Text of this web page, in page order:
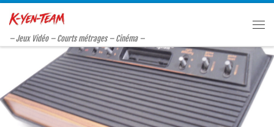
Passer au contenu
– Jeux Vidéo – Courts métrages – Cinéma –